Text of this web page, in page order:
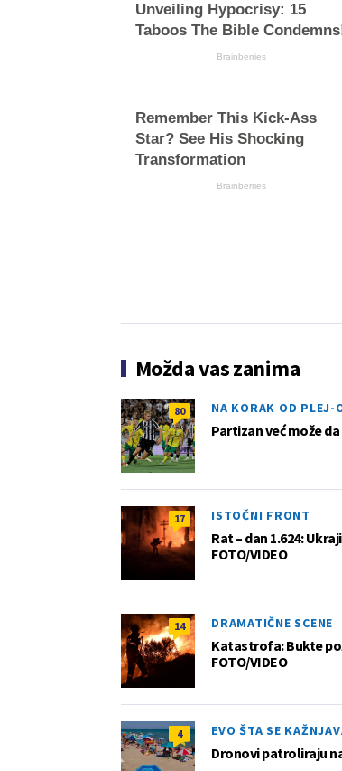
Unveiling Hypocrisy: 15
Taboos The Bible
Brainberries
Remember This Kick-Ass
Star? See His Shocking
Transformation
Brainberries
Možda vas zanima
80 NA KORAK OD PLEJ-
Partizan već može
17 ISTOČNI FRONT
Rat – dan 1.624:
FOTO/VIDEO
14 DRAMATIČNE SCENE
Katastrofa: Bukte
FOTO/VIDEO
4 EVO ŠTA SE
Dronovi patroliraju